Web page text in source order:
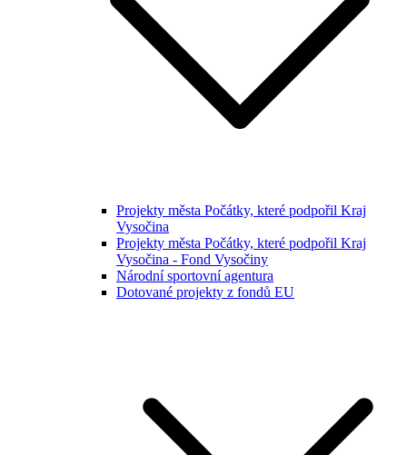
Projekty města Počátky, které podpořil Kraj
Vysočina
Projekty města Počátky, které podpořil Kraj
Vysočina - Fond Vysočiny
Národní sportovní agentura
Dotované projekty z fondů EU